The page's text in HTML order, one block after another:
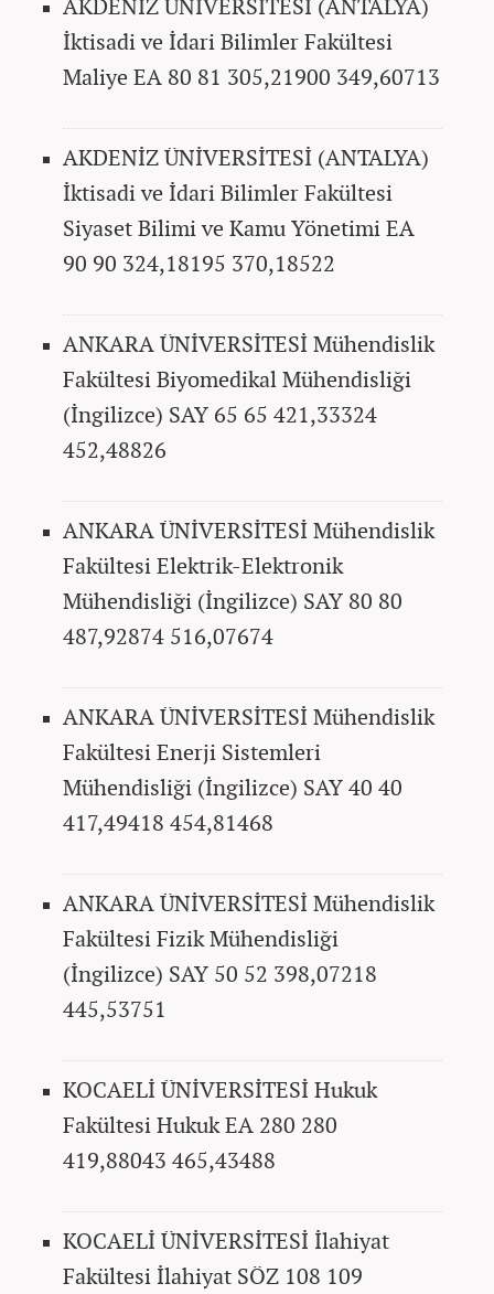
İktisadi ve İdari Bilimler Fakültesi
Maliye EA 80 81 305,21900 349,60713
AKDENİZ ÜNİVERSİTESİ (ANTALYA)
İktisadi ve İdari Bilimler Fakültesi
Siyaset Bilimi ve Kamu Yönetimi EA
90 90 324,18195 370,18522
ANKARA ÜNİVERSİTESİ Mühendislik
Fakültesi Biyomedikal Mühendisliği
(İngilizce) SAY 65 65 421,33324
452,48826
ANKARA ÜNİVERSİTESİ Mühendislik
Fakültesi Elektrik-Elektronik
Mühendisliği (İngilizce) SAY 80 80
487,92874 516,07674
ANKARA ÜNİVERSİTESİ Mühendislik
Fakültesi Enerji Sistemleri
Mühendisliği (İngilizce) SAY 40 40
417,49418 454,81468
ANKARA ÜNİVERSİTESİ Mühendislik
Fakültesi Fizik Mühendisliği
(İngilizce) SAY 50 52 398,07218
445,53751
KOCAELİ ÜNİVERSİTESİ Hukuk
Fakültesi Hukuk EA 280 280
419,88043 465,43488
KOCAELİ ÜNİVERSİTESİ İlahiyat
Fakültesi İlahiyat SÖZ 108 109